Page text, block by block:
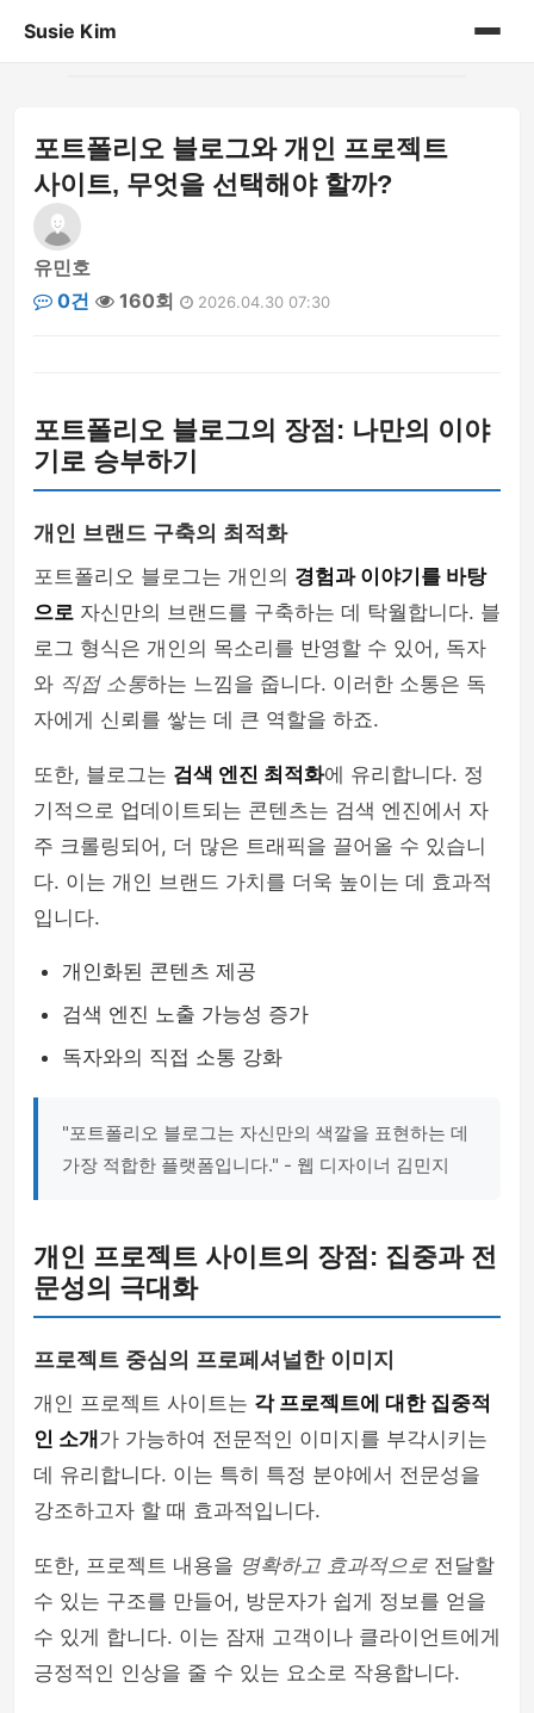
Susie Kim
게시판
포트폴리오 블로그와 개인 프로젝트
사이트, 무엇을 선택해야 할까?
유민호
0건
160회 2026.04.30 07:30
포트폴리오 블로그의 장점: 나만의 이야
기로 승부하기
개인 브랜드 구축의 최적화
포트폴리오 블로그는 개인의 경험과 이야기를 바탕
으로 자신만의 브랜드를 구축하는 데 탁월합니다. 블
로그 형식은 개인의 목소리를 반영할 수 있어, 독자
와 직접 소통하는 느낌을 줍니다. 이러한 소통은 독
자에게 신뢰를 쌓는 데 큰 역할을 하죠.
또한, 블로그는 검색 엔진 최적화에 유리합니다. 정
기적으로 업데이트되는 콘텐츠는 검색 엔진에서 자
주 크롤링되어, 더 많은 트래픽을 끌어올 수 있습니
다. 이는 개인 브랜드 가치를 더욱 높이는 데 효과적
입니다.
개인화된 콘텐츠 제공
검색 엔진 노출 가능성 증가
독자와의 직접 소통 강화
"포트폴리오 블로그는 자신만의 색깔을 표현하는 데
가장 적합한 플랫폼입니다." - 웹 디자이너 김민지
개인 프로젝트 사이트의 장점: 집중과 전
문성의 극대화
프로젝트 중심의 프로페셔널한 이미지
개인 프로젝트 사이트는 각 프로젝트에 대한 집중적
인 소개 가 가능하여 전문적인 이미지를 부각시키는
데 유리합니다. 이는 특히 특정 분야에서 전문성을
강조하고자 할 때 효과적입니다.
또한, 프로젝트 내용을 명확하고 효과적으로 전달할
수 있는 구조를 만들어, 방문자가 쉽게 정보를 얻을
수 있게 합니다. 이는 잠재 고객이나 클라이언트에게
긍정적인 인상을 줄 수 있는 요소로 작용합니다.